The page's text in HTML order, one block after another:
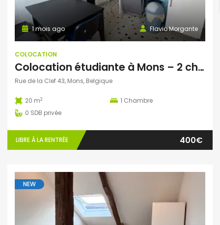
Flavio Morgante
1 mois ago
COLOCATION
Colocation étudiante à Mons – 2 chambres disponibles dès septembre 2026 !
Rue de la Clef 43, Mons, Belgique
20 m2 1 Chambre
0 SDB privée
LIBRE À LA RENTRÉE 400€
NEW